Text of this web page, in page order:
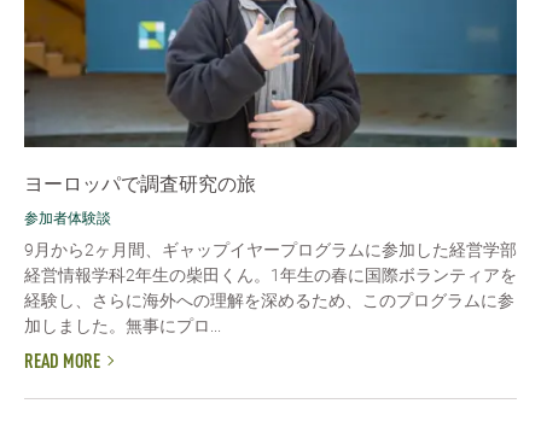
ヨーロッパで調査研究の旅
参加者体験談
9月から2ヶ月間、ギャップイヤープログラムに参加した経営学部
経営情報学科2年生の柴田くん。1年生の春に国際ボランティアを
経験し、さらに海外への理解を深めるため、このプログラムに参
加しました。無事にプロ...
READ MORE